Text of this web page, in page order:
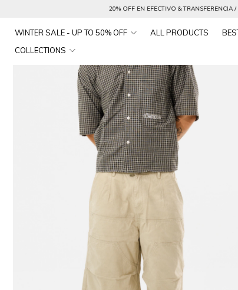
20% OFF EN EFECTIVO & TRANSFERENCIA / HASTA 9 CUOTAS SIN
WINTER SALE - UP TO 50% OFF ALL PRODUCTS
COLLECTIONS